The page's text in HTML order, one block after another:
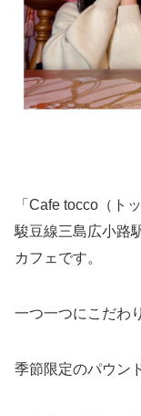
「Cafe tocco（ト
駿豆線三島広小路
カフェです。
一つ一つにこだわ
季節限定のパウン